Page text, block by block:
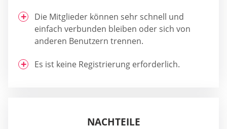
Die Mitglieder können sehr schnell und
einfach verbunden bleiben oder sich von
anderen Benutzern trennen.
Es ist keine Registrierung erforderlich.
NACHTEILE